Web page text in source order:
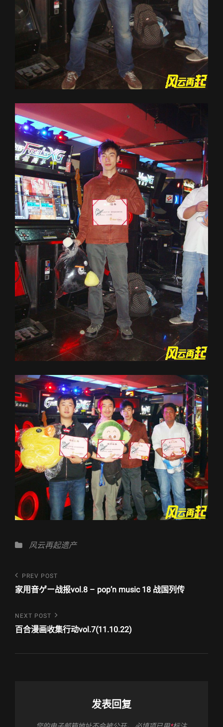
Categories
风云再起遗产
文
章
航
Previous
Post
PREV POST
家用音ゲー战报vol.8 – pop’n music 18 战国列传
Next
Post
NEXT POST
百合漫画收集行动vol.7(11.10.22)
发表回复